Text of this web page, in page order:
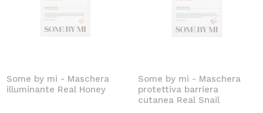
Some by mi - Maschera
illuminante Real Honey
Some by mi - Maschera
protettiva barriera
cutanea Real Snail